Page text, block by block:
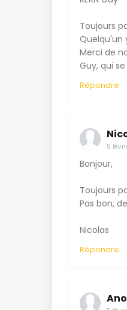
Toujours
Quelqu'un
Merci de
Guy, qui
Répondre
5
Bonjour,
Toujours
Pas bon,
Nicolas
Répondre